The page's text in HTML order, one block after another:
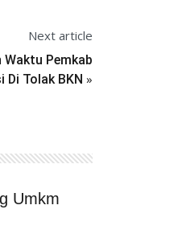
Next article
Waktu Pemkab
Di Tolak BKN »
Umkm